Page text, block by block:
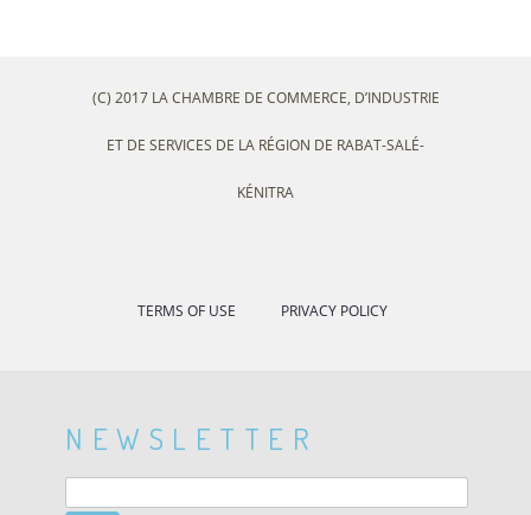
(C) 2017 LA CHAMBRE DE COMMERCE, D’INDUSTRIE
ET DE SERVICES DE LA RÉGION DE RABAT-SALÉ-
KÉNITRA
TERMS OF USE PRIVACY POLICY
NEWSLETTER